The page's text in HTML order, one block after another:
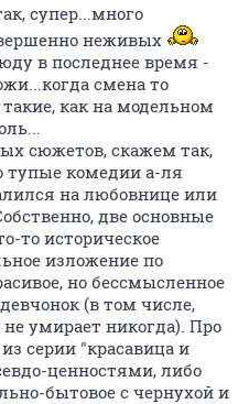
супер...много
неживых
в последнее время -
смена то
как на модельном
сюжетов, скажем так,
тупые комедии а-ля
на любовнице или
две основные
то историческое
изложение по
но бессмысленное
(в том числе,
умирает никогда). Про
серии "красавица и
ценностями, либо
бытовое с чернухой и